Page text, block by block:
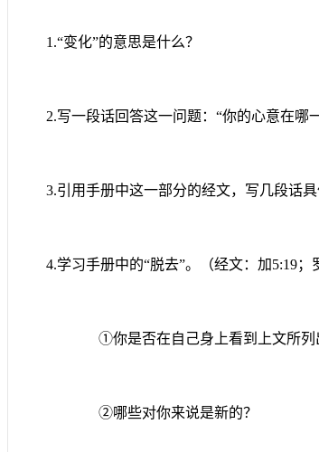
1.“变化”的意思是什么？
2.写一段话回答这一问题：“你的心意在哪
3.引用手册中这一部分的经文，写几段话
4.学习手册中的“脱去”。（经文：加5:19；
①你是否在自己身上看到上文所列
②哪些对你来说是新的？